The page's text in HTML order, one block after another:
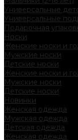
Универсальные
Универсальные
Подарочная
Носки
Женские носки и
Мужские носки
Детские носки
Женские носки и
Мужские носки
Детские носки
Новинки
Женская одежда
Мужская одежда
Детская одежда
Женская одежда